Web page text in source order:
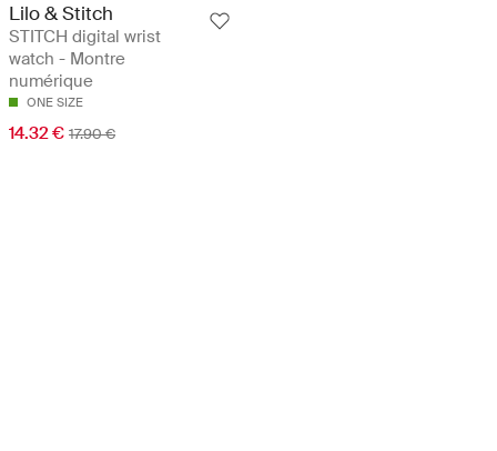
Lilo & Stitch
STITCH digital wrist
watch - Montre
numérique
ONE SIZE
14.32 € 17.90 €